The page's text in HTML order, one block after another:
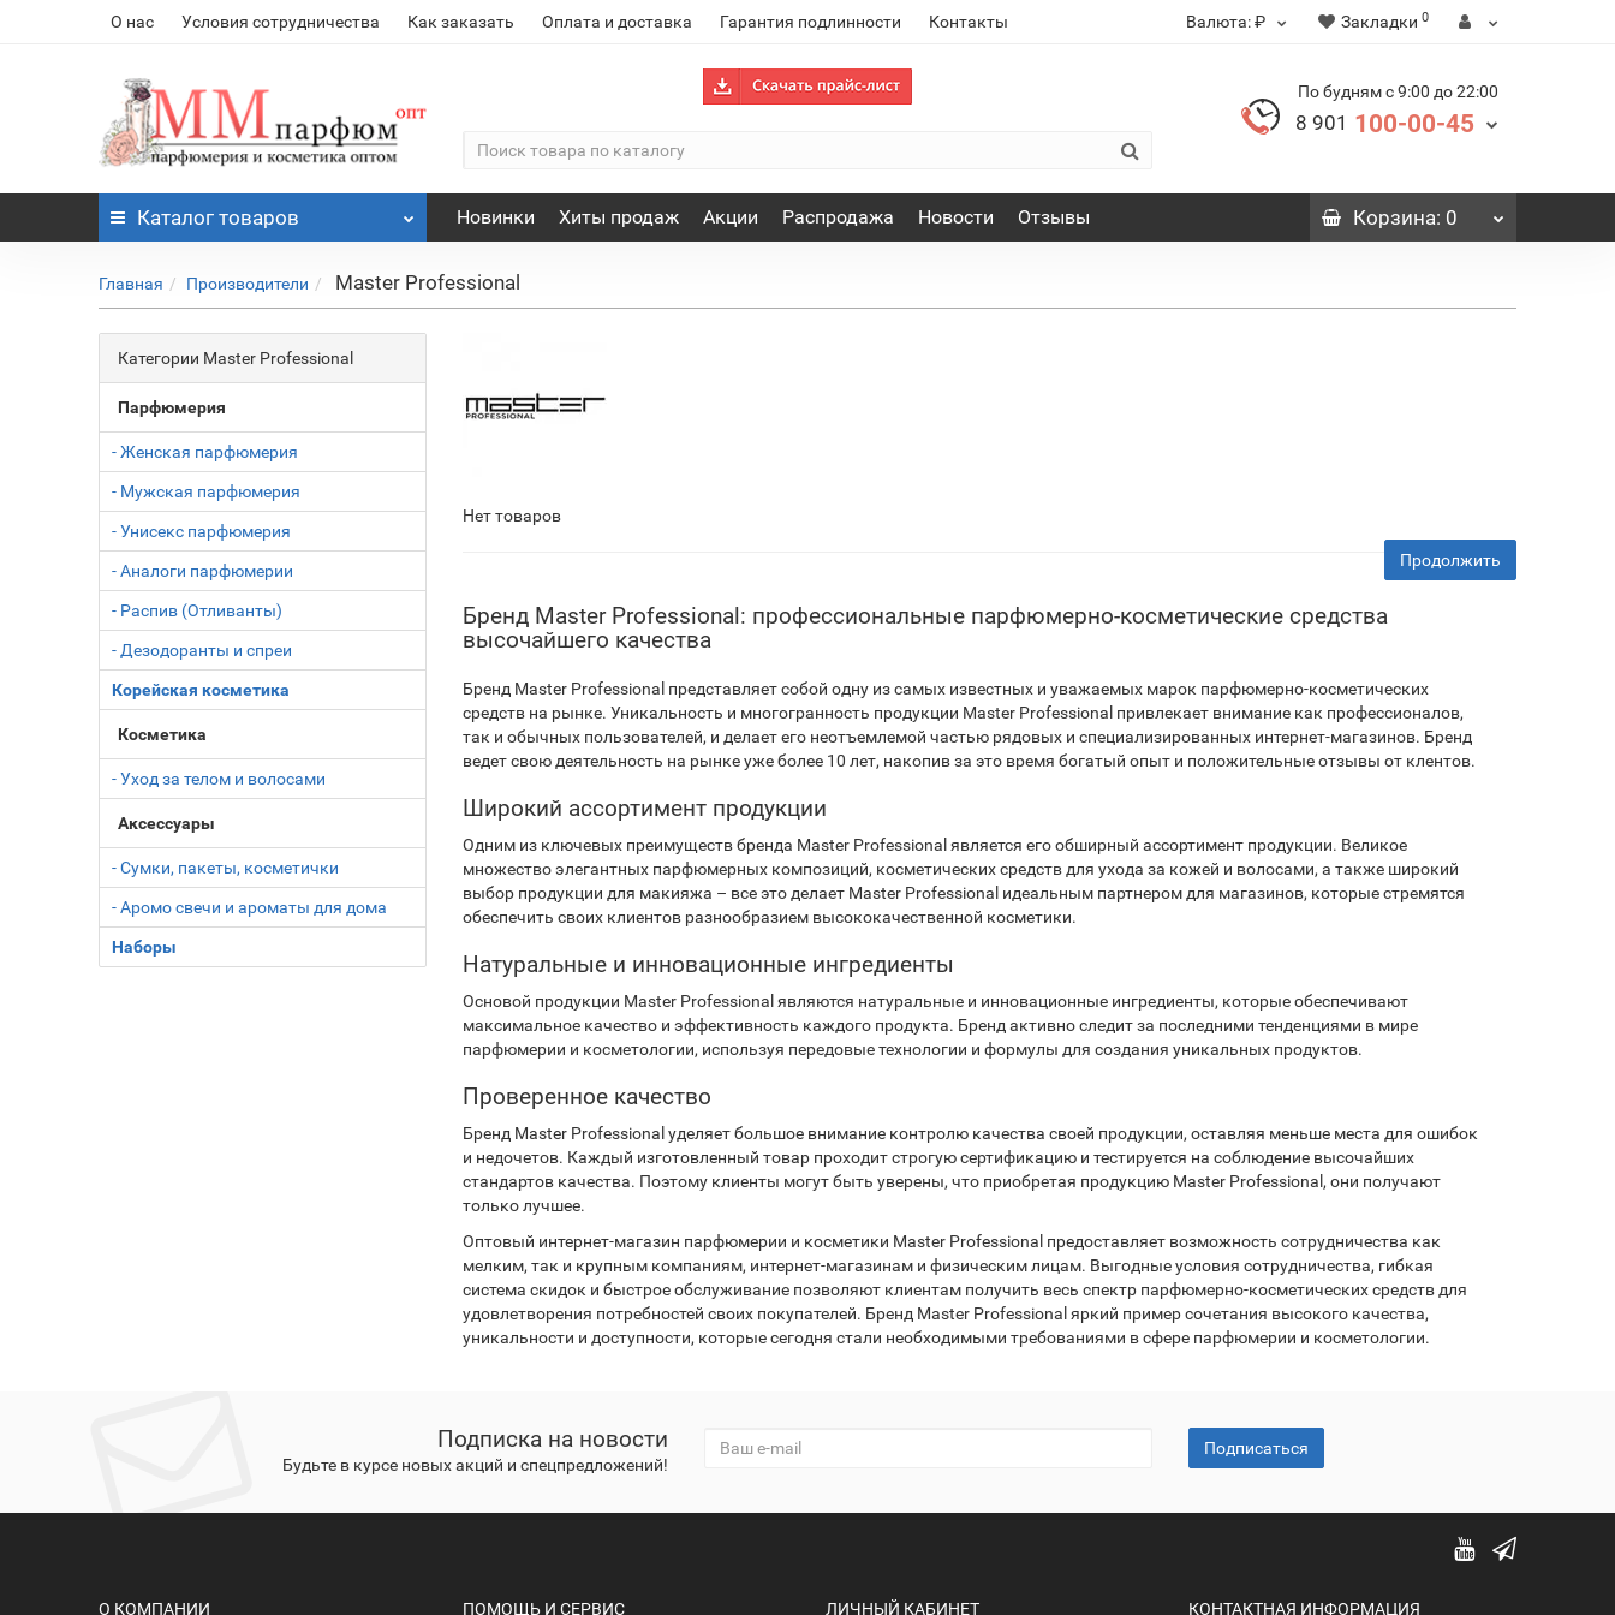
О нас Условия сотрудничества Как заказать Оплата и доставка Гарантия подлинности Контакты Валюта:₽ Закладки 0
По будням с 9:00 до 22:00
8 901 100-00-45
Каталог товаров Новинки Хиты продаж Акции Распродажа Новости Отзывы Корзина: 0
Главная Производители Master Professional
Категории Master Professional
Парфюмерия
- Женская парфюмерия
- Мужская парфюмерия
- Унисекс парфюмерия
- Аналоги парфюмерии
- Распив (Отливанты)
- Дезодоранты и спреи
Корейская косметика
Косметика
- Уход за телом и волосами
Аксессуары
- Сумки, пакеты, косметички
- Аромо свечи и ароматы для дома
Наборы
Нет товаров
Продолжить
Бренд Master Professional: профессиональные парфюмерно-косметические средства
высочайшего качества
Бренд Master Professional представляет собой одну из самых известных и уважаемых марок парфюмерно-косметических
средств на рынке. Уникальность и многогранность продукции Master Professional привлекает внимание как профессионалов,
так и обычных пользователей, и делает его неотъемлемой частью рядовых и специализированных интернет-магазинов. Бренд
ведет свою деятельность на рынке уже более 10 лет, накопив за это время богатый опыт и положительные отзывы от клентов.
Широкий ассортимент продукции
Одним из ключевых преимуществ бренда Master Professional является его обширный ассортимент продукции. Великое
множество элегантных парфюмерных композиций, косметических средств для ухода за кожей и волосами, а также широкий
выбор продукции для макияжа – все это делает Master Professional идеальным партнером для магазинов, которые стремятся
обеспечить своих клиентов разнообразием высококачественной косметики.
Натуральные и инновационные ингредиенты
Основой продукции Master Professional являются натуральные и инновационные ингредиенты, которые обеспечивают
максимальное качество и эффективность каждого продукта. Бренд активно следит за последними тенденциями в мире
парфюмерии и косметологии, используя передовые технологии и формулы для создания уникальных продуктов.
Проверенное качество
Бренд Master Professional уделяет большое внимание контролю качества своей продукции, оставляя меньше места для ошибок
и недочетов. Каждый изготовленный товар проходит строгую сертификацию и тестируется на соблюдение высочайших
стандартов качества. Поэтому клиенты могут быть уверены, что приобретая продукцию Master Professional, они получают
только лучшее.
Оптовый интернет-магазин парфюмерии и косметики Master Professional предоставляет возможность сотрудничества как
мелким, так и крупным компаниям, интернет-магазинам и физическим лицам. Выгодные условия сотрудничества, гибкая
система скидок и быстрое обслуживание позволяют клиентам получить весь спектр парфюмерно-косметических средств для
удовлетворения потребностей своих покупателей. Бренд Master Professional яркий пример сочетания высокого качества,
уникальности и доступности, которые сегодня стали необходимыми требованиями в сфере парфюмерии и косметологии.
Подписка на новости
Будьте в курсе новых акций и спецпредложений!
Подписаться
О КОМПАНИИ ПОМОЩЬ И СЕРВИС ЛИЧНЫЙ КАБИНЕТ КОНТАКТНАЯ ИНФОРМАЦИЯ